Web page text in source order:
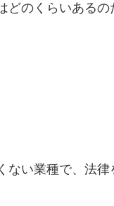
どのくらいあるの
ない業種で、法律